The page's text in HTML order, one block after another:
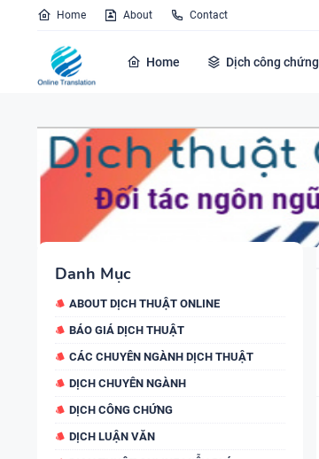
Home About Contact
Home Dịch công chứng
Danh Mục
ABOUT DỊCH THUẬT ONLINE
BÁO GIÁ DỊCH THUẬT
CÁC CHUYÊN NGÀNH DỊCH THUẬT
DỊCH CHUYÊN NGÀNH
DỊCH CÔNG CHỨNG
DỊCH LUẬN VĂN